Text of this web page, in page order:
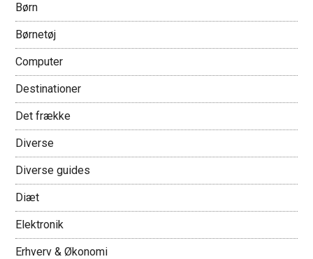
Børn
Børnetøj
Computer
Destinationer
Det frække
Diverse
Diverse guides
Diæt
Elektronik
Erhverv & Økonomi